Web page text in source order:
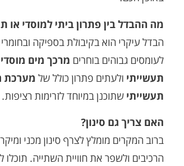
בין פתרון ביתי למוסדי או תעשייתי?
הוא בקיבולת בספיקה ובחומרי המבנה.
בוחרים מרכך מים מוסדיאו מרכך מים
ולעתים פתרון כולל של מערכת ריכוך מים
שתוכנן במיוחד לזרימות רציפות.
גם סינון?
מומלץ לצרף סינון מכני ומיקרוני כדי להגן על
את חוויית השתייה. תוכלו לבחור בין